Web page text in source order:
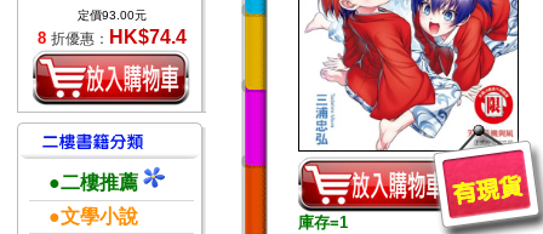
定價93.00元
8 折優惠： HK$74.4
●二樓推薦
●文學小說
庫存=1